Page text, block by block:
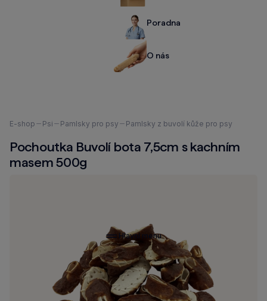
Poradna
O nás
Hlavní menu
Nacházíte
zde:
E-shop Psi Pamlsky pro psy Pamlsky z buvolí kůže pro psy
Pochoutka Buvolí bota 7,5cm s kachním
masem 500g